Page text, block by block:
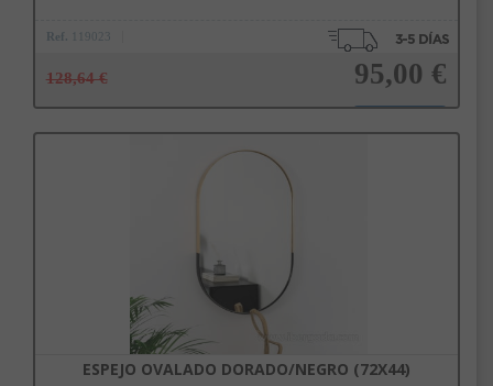
Ref. 119023
128,64 € 95,00 €
Añadir a la cesta
ESPEJO OVALADO DORADO/NEGRO (72X44)